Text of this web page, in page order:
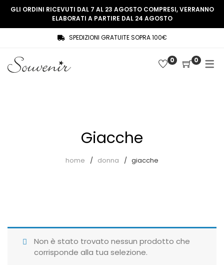
SHOP
Souvenir Privée
Giubbotti
COLLEZIONE
THREE WOMEN, ONE MEMORY
GLI ORDINI RICEVUTI DAL 7 AL 23 AGOSTO COMPRESI, VERRANNO
ELABORATI A PARTIRE DAL 24 AGOSTO
SPEDIZIONI GRATUITE SOPRA 100€
0 0
Giacche
home donna giacche
Non è stato trovato nessun prodotto che
corrisponde alla tua selezione.